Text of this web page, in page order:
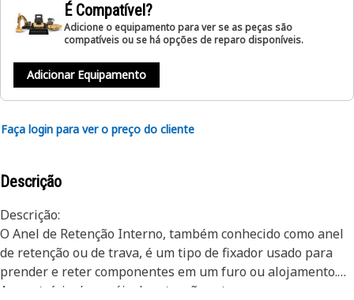
É Compatível?
Adicione o equipamento para ver se as peças são
compatíveis ou se há opções de reparo disponíveis.
Adicionar Equipamento
Faça login para ver o preço do cliente
Descrição
Descrição:
O Anel de Retenção Interno, também conhecido como anel
de retenção ou de trava, é um tipo de fixador usado para
prender e reter componentes em um furo ou alojamento.
Ao contrário dos anéis de retenção externos que se